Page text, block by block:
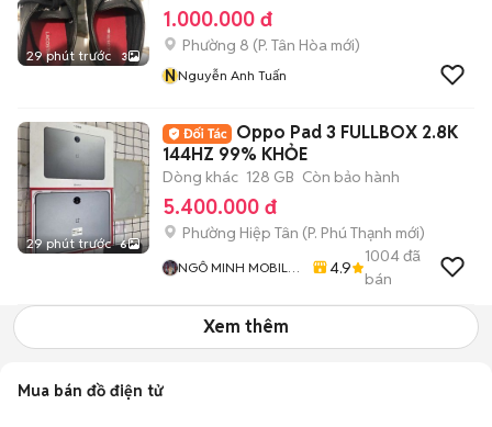
29 phút trước 3
1.000.000 đ
Phường 8 (P. Tân Hòa mới)
NNguyễn Anh Tuấn
29 phút trước 6
Oppo Pad 3 FULLBOX 2.8K
144HZ 99% KHỎE
Dòng khác 128 GB Còn bảo hành
5.400.000 đ
Phường Hiệp Tân (P. Phú Thạnh mới)
NGÔ MINH MOBILE
4.9
1004đã
bán
Xem thêm
Mua bán đồ điện tử